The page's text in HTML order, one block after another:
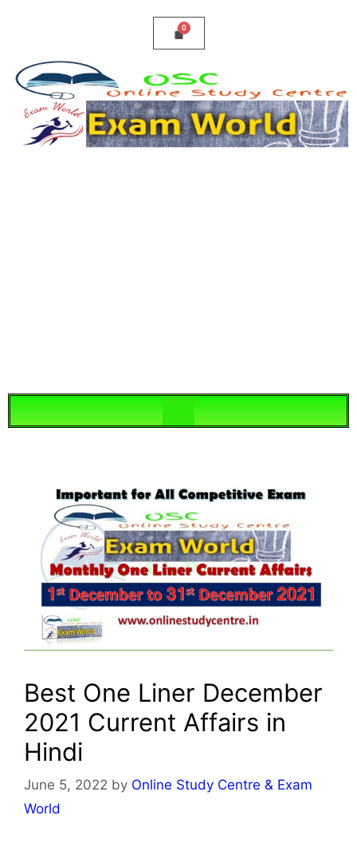
Best One Liner December
2021 Current Affairs in
Hindi
June 5, 2022 by Online Study Centre & Exam
World